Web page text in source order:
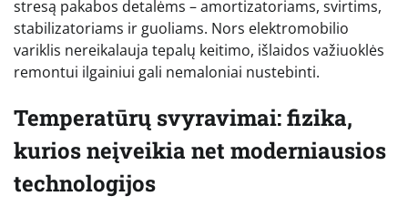
stresą pakabos detalėms – amortizatoriams, svirtims,
stabilizatoriams ir guoliams. Nors elektromobilio
variklis nereikalauja tepalų keitimo, išlaidos važiuoklės
remontui ilgainiui gali nemaloniai nustebinti.
Temperatūrų svyravimai: fizika,
kurios neįveikia net moderniausios
technologijos